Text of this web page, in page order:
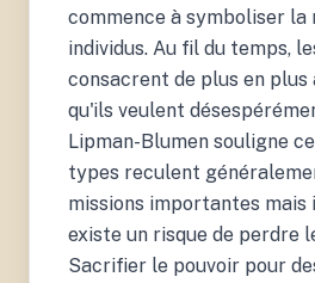
commence à symboliser la
individus. Au fil du temps,
consacrent de plus en
qu'ils veulent
Lipman-Blumen souligne
types reculent
missions importantes mais
existe un risque de perdre
Sacrifier le pouvoir pour